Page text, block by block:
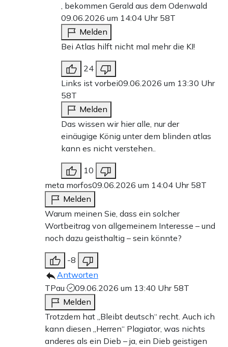
, bekommen Gerald aus dem Odenwald
09.06.2026 um 14:04 Uhr 58T
Melden
Bei Atlas hilft nicht mal mehr die KI!
24
Links ist vorbei09.06.2026 um 13:30 Uhr
58T
Melden
Das wissen wir hier alle, nur der
einäugige König unter dem blinden atlas
kann es nicht verstehen..
10
meta morfos09.06.2026 um 14:04 Uhr 58T
Melden
Warum meinen Sie, dass ein solcher
Wortbeitrag von allgemeinem Interesse – und
noch dazu geisthaltig – sein könnte?
-8
Antworten
TPau
09.06.2026 um 13:40 Uhr 58T
Melden
Trotzdem hat „Bleibt deutsch“ recht. Auch ich
kann diesen „Herren“ Plagiator, was nichts
anderes als ein Dieb – ja, ein Dieb geistigen